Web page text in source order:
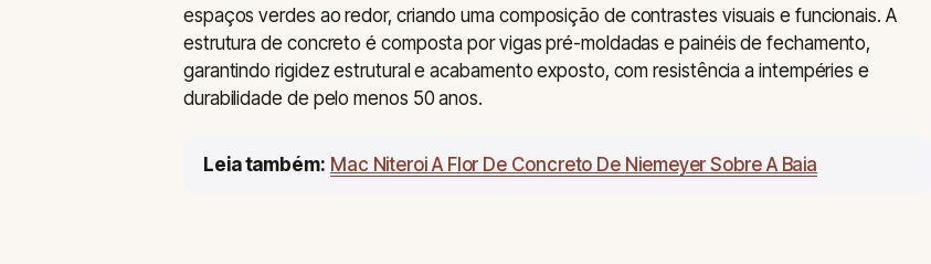
espaços verdes ao redor, criando uma composição de contrastes visuais e funcionais. A
estrutura de concreto é composta por vigas pré-moldadas e painéis de fechamento,
garantindo rigidez estrutural e acabamento exposto, com resistência a intempéries e
durabilidade de pelo menos 50 anos.
Leia também: Mac Niteroi A Flor De Concreto De Niemeyer Sobre A Baia